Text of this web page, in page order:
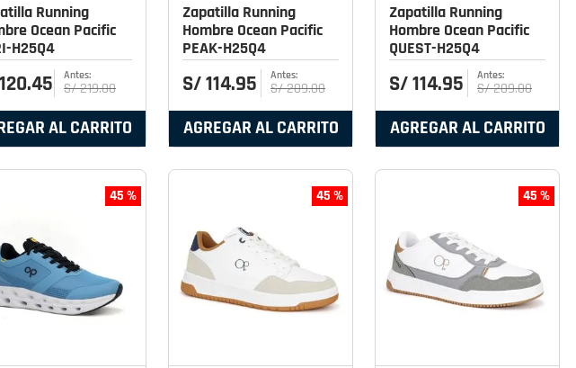
Running
Ocean Pacific
H25Q4
120.45 S/219.00
AL CARRITO
Zapatilla Running
Hombre Ocean Pacific
PEAK-H25Q4
S/114.95 S/209.00
AGREGAR AL CARRITO
Zapatilla Running
Hombre Ocean Pacific
QUEST-H25Q4
S/114.95 S/209.00
AGREGAR AL CARRITO
45 % 45 % 45 %